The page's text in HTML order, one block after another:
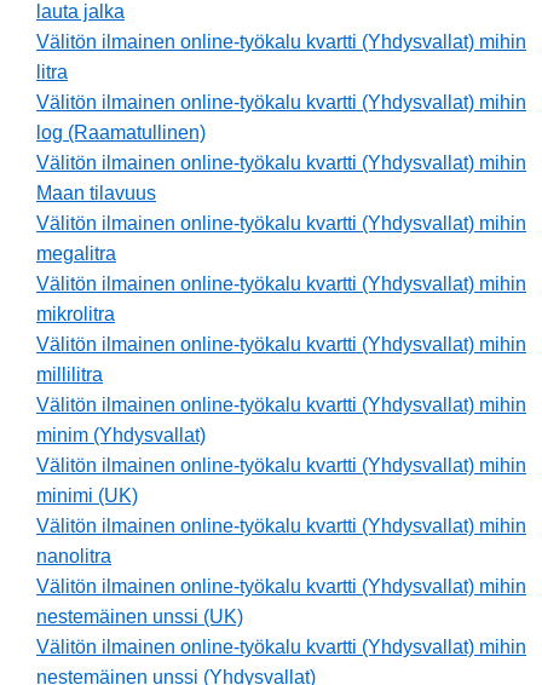
lauta jalka
Välitön ilmainen online-työkalu kvartti (Yhdysvallat) mihin
litra
Välitön ilmainen online-työkalu kvartti (Yhdysvallat) mihin
log (Raamatullinen)
Välitön ilmainen online-työkalu kvartti (Yhdysvallat) mihin
Maan tilavuus
Välitön ilmainen online-työkalu kvartti (Yhdysvallat) mihin
megalitra
Välitön ilmainen online-työkalu kvartti (Yhdysvallat) mihin
mikrolitra
Välitön ilmainen online-työkalu kvartti (Yhdysvallat) mihin
millilitra
Välitön ilmainen online-työkalu kvartti (Yhdysvallat) mihin
minim (Yhdysvallat)
Välitön ilmainen online-työkalu kvartti (Yhdysvallat) mihin
minimi (UK)
Välitön ilmainen online-työkalu kvartti (Yhdysvallat) mihin
nanolitra
Välitön ilmainen online-työkalu kvartti (Yhdysvallat) mihin
nestemäinen unssi (UK)
Välitön ilmainen online-työkalu kvartti (Yhdysvallat) mihin
nestemäinen unssi (Yhdysvallat)